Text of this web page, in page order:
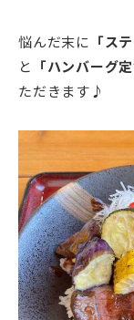
悩んだ末に 「ス
と 「ハンバーグ
ただきます♪